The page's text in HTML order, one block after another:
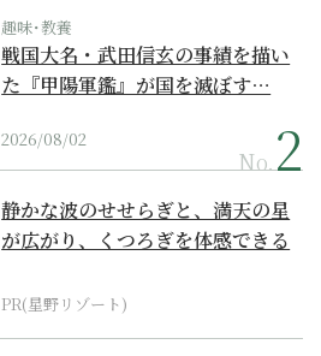
趣味･教養
戦国大名・武田信玄の事績を描い
た『甲陽軍鑑』が国を滅ぼす…
2026/08/02
No.
静かな波のせせらぎと、満天の星
が広がり、くつろぎを体感できる
PR(星野リゾート)